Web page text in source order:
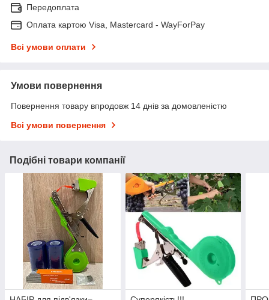
Передоплата
Оплата картою Visa, Mastercard - WayForPay
Всі умови оплати
Умови повернення
Повернення товару впродовж 14 днів за домовленістю
Всі умови повернення
Подібні товари компанії